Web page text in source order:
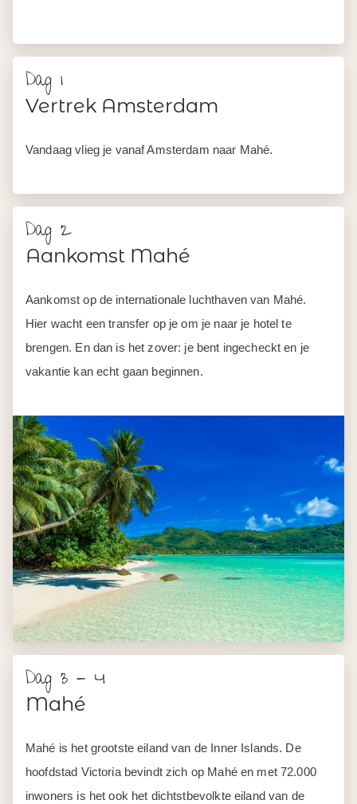
Dag 1
Vertrek Amsterdam
Vandaag vlieg je vanaf Amsterdam naar Mahé.
Dag 2
Aankomst Mahé
Aankomst op de internationale luchthaven van Mahé.
Hier wacht een transfer op je om je naar je hotel te
brengen. En dan is het zover: je bent ingecheckt en je
vakantie kan echt gaan beginnen.
Dag 3 - 4
Mahé
Mahé is het grootste eiland van de Inner Islands. De
hoofdstad Victoria bevindt zich op Mahé en met 72.000
inwoners is het ook het dichtstbevolkte eiland van de